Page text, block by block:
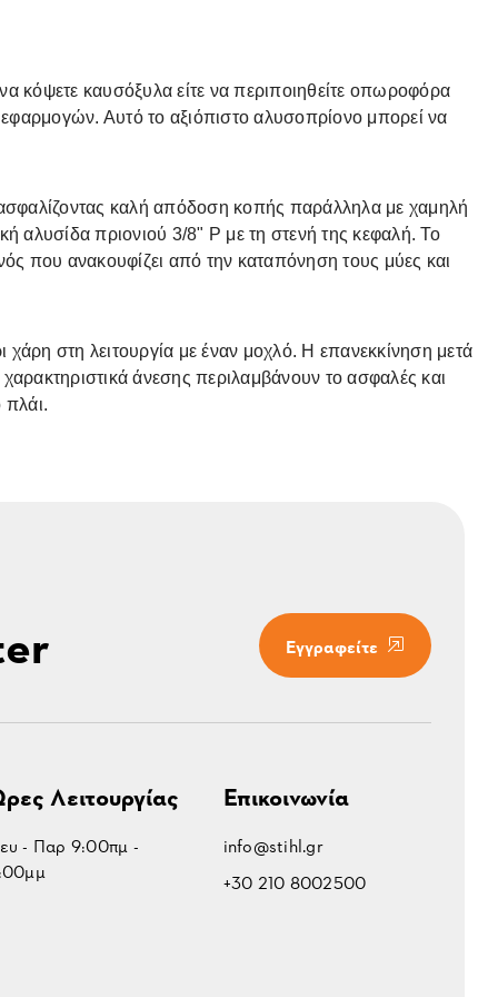
κόψετε καυσόξυλα είτε να περιποιηθείτε οπωροφόρα
Αυτό το αξιόπιστο αλυσοπρίονο μπορεί να
καλή απόδοση κοπής παράλληλα με χαμηλή
αλυσίδα πριονιού 3/8" P με τη στενή της κεφαλή. Το
που ανακουφίζει από την καταπόνηση τους μύες και
χάρη στη λειτουργία με έναν μοχλό. Η επανεκκίνηση μετά
άνεσης περιλαμβάνουν το ασφαλές και
πλάι.
Εγγραφείτε
Λειτουργίας
- Παρ 9:00πμ -
Επικοινωνία
info@stihl.gr
+30 210 8002500